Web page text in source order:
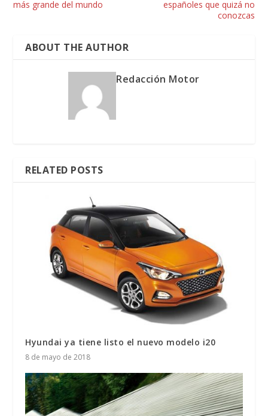
más grande del mundo
españoles que quizá no
conozcas
ABOUT THE AUTHOR
Redacción Motor
RELATED POSTS
Hyundai ya tiene listo el nuevo modelo i20
8 de mayo de 2018